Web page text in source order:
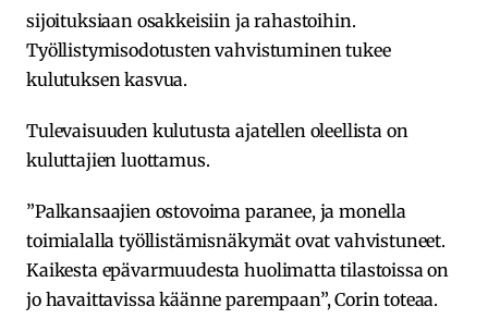
sijoituksiaan osakkeisiin ja rahastoihin.
Työllistymisodotusten vahvistuminen tukee
kulutuksen kasvua.
Tulevaisuuden kulutusta ajatellen oleellista on
kuluttajien luottamus.
”Palkansaajien ostovoima paranee, ja monella
toimialalla työllistämisnäkymät ovat vahvistuneet.
Kaikesta epävarmuudesta huolimatta tilastoissa on
jo havaittavissa käänne parempaan”, Corin toteaa.